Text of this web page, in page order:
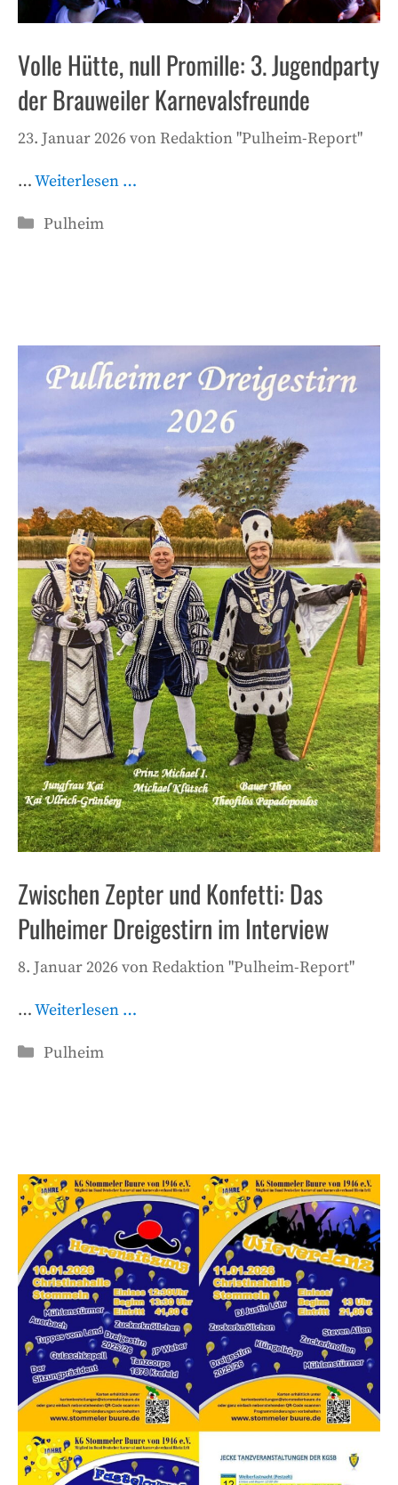
Volle Hütte, null Promille: 3. Jugendparty
der Brauweiler Karnevalsfreunde
23. Januar 2026von Redaktion "Pulheim-Report"
…Weiterlesen …
Kategorien
Pulheim
Zwischen Zepter und Konfetti: Das
Pulheimer Dreigestirn im Interview
8. Januar 2026von Redaktion "Pulheim-Report"
…Weiterlesen …
Kategorien
Pulheim